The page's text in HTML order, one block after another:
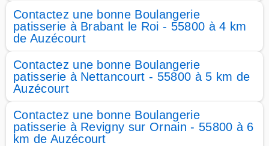
Contactez une bonne Boulangerie
patisserie à Brabant le Roi - 55800 à 4 km
de Auzécourt
Contactez une bonne Boulangerie
patisserie à Nettancourt - 55800 à 5 km de
Auzécourt
Contactez une bonne Boulangerie
patisserie à Revigny sur Ornain - 55800 à 6
km de Auzécourt